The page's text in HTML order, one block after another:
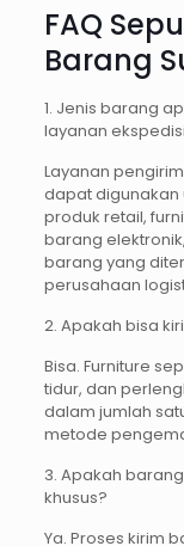
FAQ
Barang
1. Jenis barang
layanan
Layanan
dapat digunakan
produk retail,
barang
barang yang
perusahaan
2. Apakah bisa
Bisa. Furniture
tidur, dan
dalam jumlah
metode
3. Apakah
khusus?
Ya. Proses kirim